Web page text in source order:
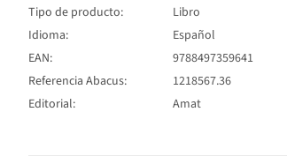
Tipo de producto:
Libro
Idioma:
Español
EAN:
9788497359641
Referencia Abacus:
1218567.36
Editorial:
Amat